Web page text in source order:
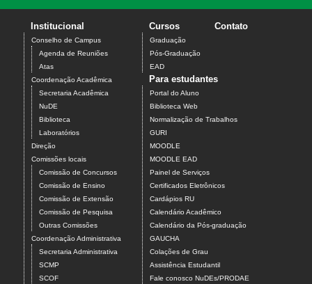
Institucional
Conselho de Campus
Agenda de Reuniões
Atas
Coordenação Acadêmica
Secretaria Acadêmica
NuDE
Biblioteca
Laboratórios
Direção
Comissões locais
Comissão de Concursos
Comissão de Ensino
Comissão de Extensão
Comissão de Pesquisa
Outras Comissões
Coordenação Administrativa
Secretaria Administrativa
SCMP
SCOF
Cursos
Graduação
Pós-Graduação
EAD
Contato
Para estudantes
Portal do Aluno
Biblioteca Web
Normalização de Trabalhos
GURI
MOODLE
MOODLE EAD
Painel de Serviços
Certificados Eletrônicos
Cardápios RU
Calendário Acadêmico
Calendário da Pós-graduação
GAUCHA
Colações de Grau
Assistência Estudantil
Fale conosco NuDEs/PRODAE